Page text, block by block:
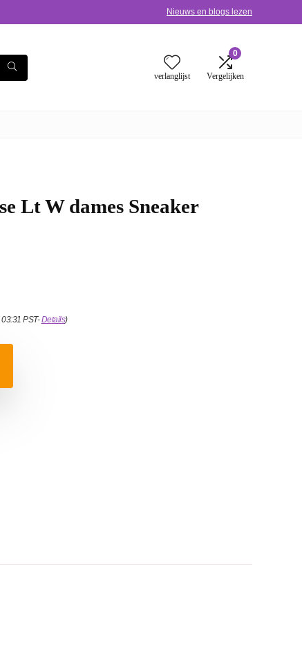
Nieuws en blogs lezen
verlanglijst
0
Vergelijken
Lt W dames Sneaker
PST-Details)